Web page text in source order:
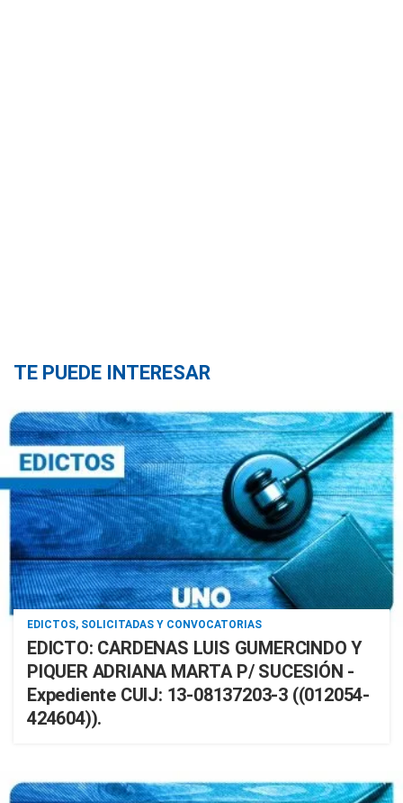
TE PUEDE INTERESAR
EDICTOS, SOLICITADAS Y CONVOCATORIAS
EDICTO: CARDENAS LUIS GUMERCINDO Y
PIQUER ADRIANA MARTA P/ SUCESIÓN -
Expediente CUIJ: 13-08137203-3 ((012054-
424604)).